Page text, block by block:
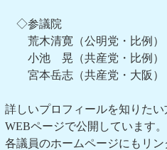
◇参議院
荒木清寛（公明党・比例）
小池　晃（共産党・比例）
宮本岳志（共産党・大阪）
詳しいプロフィールを知りた
WEBページで公開しています
各議員のホームページにもリ